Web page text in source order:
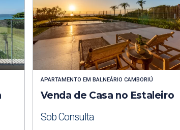
APARTAMENTO EM BALNEÁRIO CAMBORIÚ
Venda de Casa no Estaleiro
Sob Consulta